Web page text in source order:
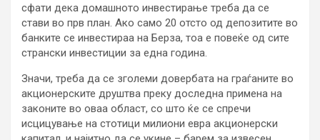
сфати дека домашното инвестирање треба да се
стави во прв план. Ако само 20 отсто од депозитите во
банките се инвестираа на Берза, тоа е повеќе од сите
странски инвестиции за една година.
Значи, треба да се зголеми довербата на граѓаните во
акционерските друштва преку доследна примена на
законите во оваа област, со што ќе се спречи
исцицување на стотици милиони евра акционерски